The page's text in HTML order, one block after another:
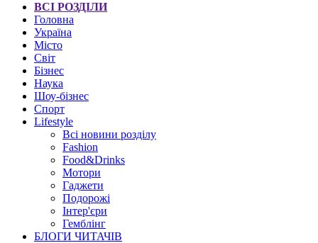
ВСІ РОЗДІЛИ
Головна
Україна
Місто
Світ
Бізнес
Наука
Шоу-бізнес
Спорт
Lifestyle
Всі новини розділу
Fashion
Food&Drinks
Мотори
Гаджети
Подорожі
Інтер'єри
Гемблінг
БЛОГИ ЧИТАЧІВ